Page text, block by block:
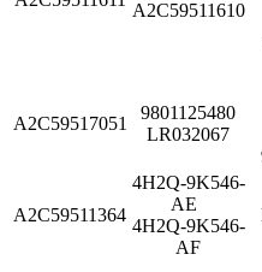
A2C59511610
A2C59517051
9801125480
LR032067
A2C59511364
4H2Q-9K546-
AE
4H2Q-9K546-
AF